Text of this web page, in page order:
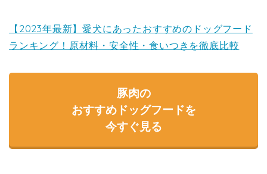
【2023年最新】愛犬にあったおすすめのドッグフード
ランキング！原材料・安全性・食いつきを徹底比較
豚肉の
おすすめドッグフードを
今すぐ見る